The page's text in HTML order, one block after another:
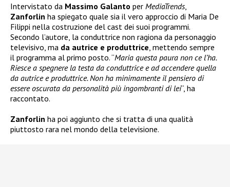
Intervistato da Massimo Galanto per MediaTrends,
Zanforlin ha spiegato quale sia il vero approccio di Maria De
Filippi nella costruzione del cast dei suoi programmi.
Secondo l’autore, la conduttrice non ragiona da personaggio
televisivo, ma da autrice e produttrice , mettendo sempre
il programma al primo posto. “Maria questa paura non ce l’ha.
Riesce a spegnere la testa da conduttrice e ad accendere quella
da autrice e produttrice. Non ha minimamente il pensiero di
essere oscurata da personalità più ingombranti di lei“, ha
raccontato.
Zanforlin ha poi aggiunto che si tratta di una qualità
piuttosto rara nel mondo della televisione.